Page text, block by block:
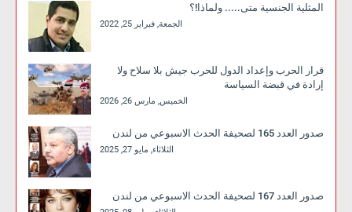
المثلية الجنسية متى..... ولماذا!؟
الجمعة, فبراير 25, 2022
قرار الحرب وإعداد الدول للحرب جيش بلا سلاح ولا
إرادة في قبضة السياسة
الخميس, مارس 26, 2026
صدور العدد 165 لصحيفة الحدث الاسبوعي من لندن
الثلاثاء, مايو 27, 2025
صدور العدد 167 لصحيفة الحدث الاسبوعي من لندن